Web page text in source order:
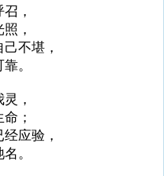
，
，
不堪，
。
，
；
应验，
。